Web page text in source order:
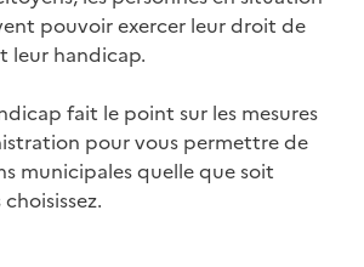
pouvoir exercer leur droit de
leur handicap.
fait le point sur les mesures
pour vous permettre de
municipales quelle que soit